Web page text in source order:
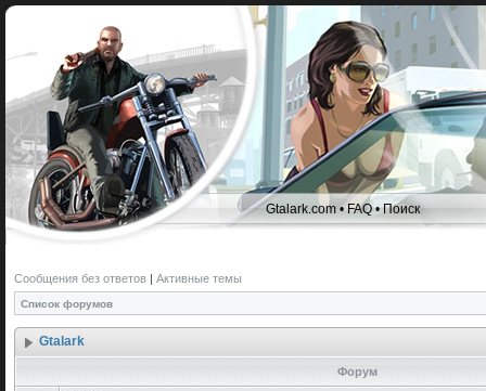
Gtalark.com •FAQ•Поиск
Сообщения без ответов | Активные темы
Список форумов
Gtalark
Форум